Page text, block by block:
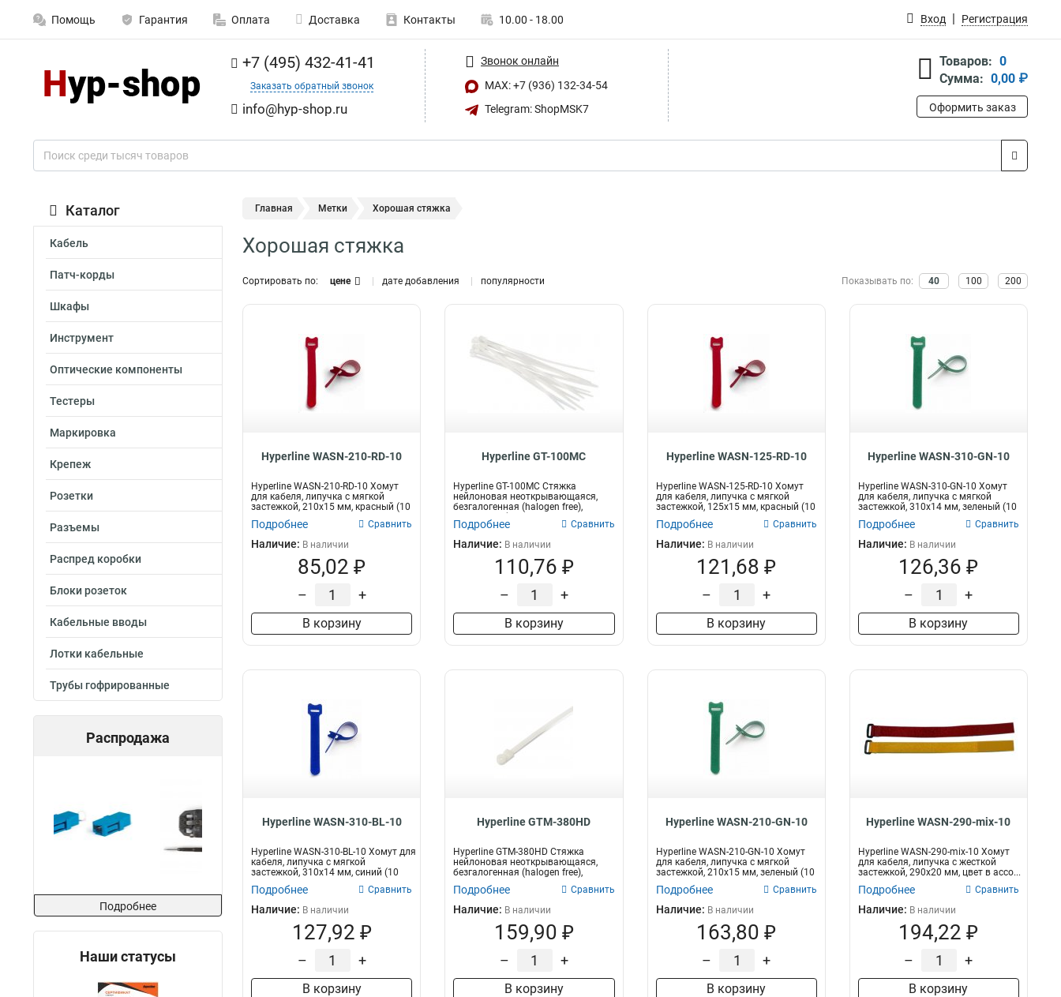
Помощь Гарантия Оплата Доставка Контакты 10.00 - 18.00 Вход Регистрация
+7 (495) 432-41-41
Заказать обратный звонок
info@hyp-shop.ru
Звонок онлайн
MAX: +7 (936) 132-34-54
Telegram: ShopMSK7
Товаров: 0
Сумма: 0,00 ₽
Оформить заказ
Каталог
Кабель
Патч-корды
Шкафы
Инструмент
Оптические компоненты
Тестеры
Маркировка
Крепеж
Розетки
Разъемы
Распред коробки
Блоки розеток
Кабельные вводы
Лотки кабельные
Трубы гофрированные
Распродажа
Подробнее
Наши статусы
Главная Метки Хорошая стяжка
Хорошая стяжка
Сортировать по: цене дате добавления популярности Показывать по: 40 100 200
Hyperline WASN-210-RD-10
Hyperline WASN-210-RD-10 Хомут
для кабеля, липучка с мягкой
застежкой, 210x15 мм, красный (10
Подробнее Сравнить
Наличие: В наличии
85,02 ₽
– +
В корзину
Hyperline GT-100MC
Hyperline GT-100MC Стяжка
нейлоновая неоткрывающаяся,
безгалогенная (halogen free),
100x2.5мм (...
Подробнее Сравнить
Наличие: В наличии
110,76 ₽
– +
В корзину
Hyperline WASN-125-RD-10
Hyperline WASN-125-RD-10 Хомут
для кабеля, липучка с мягкой
застежкой, 125x15 мм, красный (10
Подробнее Сравнить
Наличие: В наличии
121,68 ₽
– +
В корзину
Hyperline WASN-310-GN-10
Hyperline WASN-310-GN-10 Хомут
для кабеля, липучка с мягкой
застежкой, 310x14 мм, зеленый (10
Подробнее Сравнить
Наличие: В наличии
126,36 ₽
– +
В корзину
Hyperline WASN-310-BL-10
Hyperline WASN-310-BL-10 Хомут для
кабеля, липучка с мягкой
застежкой, 310x14 мм, синий (10
Подробнее Сравнить
Наличие: В наличии
127,92 ₽
– +
В корзину
Hyperline GTM-380HD
Hyperline GTM-380HD Стяжка
нейлоновая неоткрывающаяся,
безгалогенная (halogen free),
382x7.6 мм...
Подробнее Сравнить
Наличие: В наличии
159,90 ₽
– +
В корзину
Hyperline WASN-210-GN-10
Hyperline WASN-210-GN-10 Хомут
для кабеля, липучка с мягкой
застежкой, 210x15 мм, зеленый (10
Подробнее Сравнить
Наличие: В наличии
163,80 ₽
– +
В корзину
Hyperline WASN-290-mix-10
Hyperline WASN-290-mix-10 Хомут
для кабеля, липучка с жесткой
застежкой, 290x20 мм, цвет в ассо...
Подробнее Сравнить
Наличие: В наличии
194,22 ₽
– +
В корзину